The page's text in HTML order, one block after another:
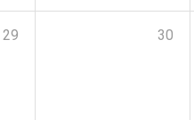
29 30